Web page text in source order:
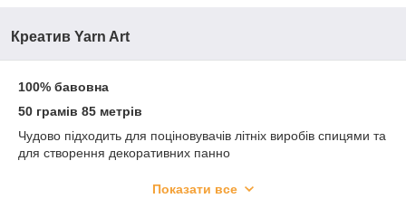
Креатив Yarn Art
100% бавовна
50 грамів 85 метрів
Чудово підходить для поціновувачів літніх виробів спицями та
для створення декоративних панно
фактичного кольору і відтінку пряжі з-за індивідуальних
Показати все